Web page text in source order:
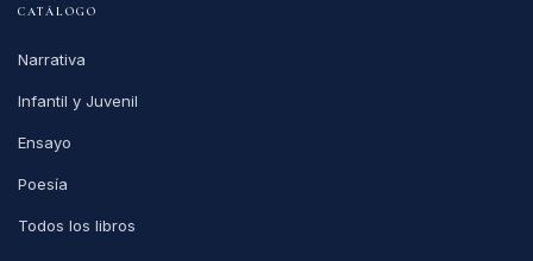
CATÁLOGO
Narrativa
Infantil y Juvenil
Ensayo
Poesía
Todos los libros